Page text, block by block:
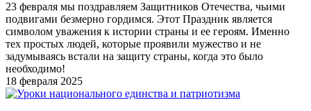
23 февраля мы поздравляем Защитников Отечества, чьими
подвигами безмерно гордимся. Этот Праздник является
символом уважения к истории страны и ее героям. Именно
тех простых людей, которые проявили мужество и не
задумываясь встали на защиту страны, когда это было
необходимо!
18 февраля 2025